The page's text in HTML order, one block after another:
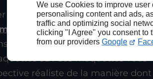
We use Cookies to improve user
personalising content and ads,
traffic and optimizing social
clicking "I Agree" you consent to
from our providers Google
à
vos projets
à Limoges et
vos espaces,nous proposons la
3D. Ces maquettes vous
réaliste de la manière dont